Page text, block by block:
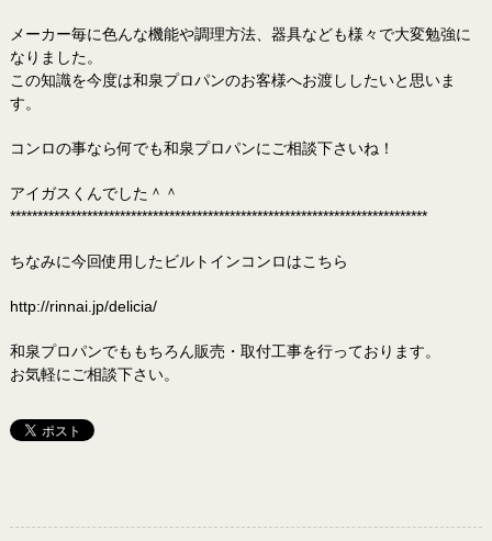
メーカー毎に色んな機能や調理方法、器具なども様々で大変勉強に
なりました。
この知識を今度は和泉プロパンのお客様へお渡ししたいと思いま
す。
コンロの事なら何でも和泉プロパンにご相談下さいね！
アイガスくんでした＾＾
****************************************************************************
ちなみに今回使用したビルトインコンロはこちら
http://rinnai.jp/delicia/
和泉プロパンでももちろん販売・取付工事を行っております。
お気軽にご相談下さい。